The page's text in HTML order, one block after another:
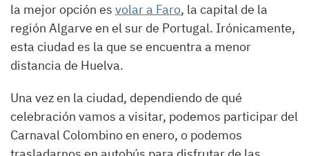
la mejor opción es volar a Faro, la capital de la
región Algarve en el sur de Portugal. Irónicamente,
esta ciudad es la que se encuentra a menor
distancia de Huelva.
Una vez en la ciudad, dependiendo de qué
celebración vamos a visitar, podemos participar del
Carnaval Colombino en enero, o podemos